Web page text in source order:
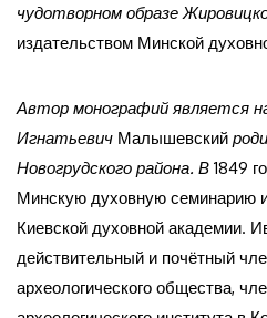
чудотворном образе
издательством Минской
Автор монографий является
Игнатьевич Малышевский
Новогрудского района. В 1849
Минскую духовную семинарию
Киевской духовной академии.
действительный и почётный
археологического общества,